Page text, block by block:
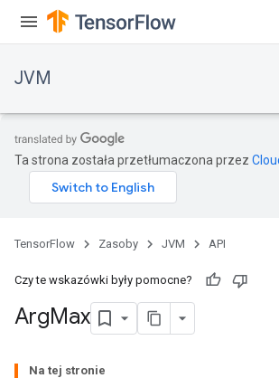
JVM
Ta strona została przetłumaczona przez
TensorFlow Zasoby JVM API
Czy te wskazówki były pomocne?
ArgMax
Na tej stronie